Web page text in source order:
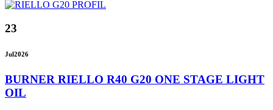
23
Jul2026
BURNER RIELLO R40 G20 ONE STAGE LIGHT
OIL